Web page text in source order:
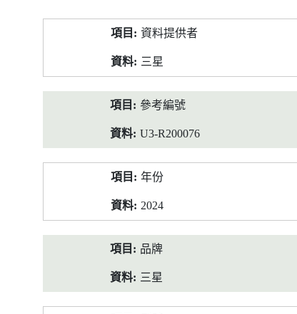
料
資料提供者
三星
參考編號
U3-R200076
年份
2024
品牌
三星